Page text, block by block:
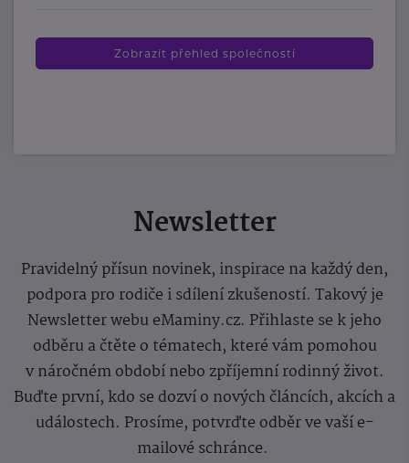
Zobrazit přehled společností
Newsletter
Pravidelný přísun novinek, inspirace na každý den,
podpora pro rodiče i sdílení zkušeností. Takový je
Newsletter webu eMaminy.cz. Přihlaste se k jeho
odběru a čtěte o tématech, které vám pomohou
v náročném období nebo zpříjemní rodinný život.
Buďte první, kdo se dozví o nových článcích, akcích a
událostech. Prosíme, potvrďte odběr ve vaší e-
mailové schránce.